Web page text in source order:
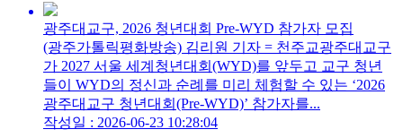
광주대교구, 2026 청년대회 Pre-WYD 참가자 모집
(광주가톨릭평화방송) 김리원 기자 = 천주교광주대교구
가 2027 서울 세계청년대회(WYD)를 앞두고 교구 청년
들이 WYD의 정신과 순례를 미리 체험할 수 있는 ‘2026
광주대교구 청년대회(Pre-WYD)’ 참가자를...
작성일 : 2026-06-23 10:28:04